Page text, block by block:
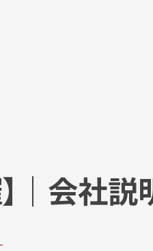
｜会社説